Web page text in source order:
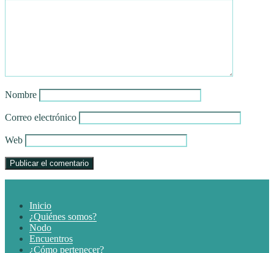
Nombre
Correo electrónico
Web
Inicio
¿Quiénes somos?
Nodo
Encuentros
¿Cómo pertenecer?